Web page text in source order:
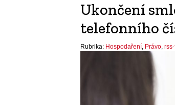
Ukončení
telefonního
Rubrika: Hospodaření Právo